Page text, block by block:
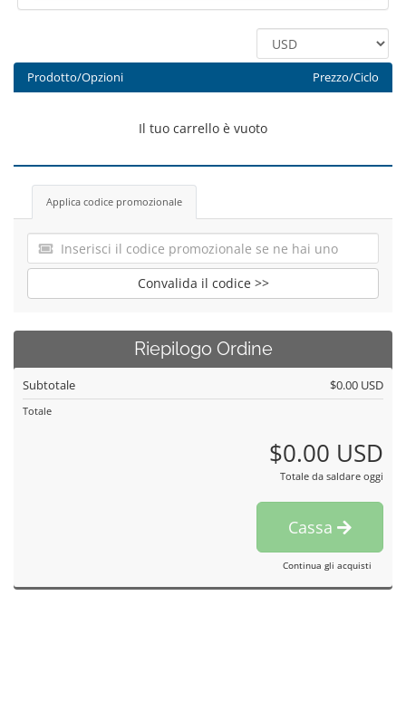
Prodotto/Opzioni Prezzo/Ciclo
Il tuo carrello è vuoto
Applica codice promozionale
Convalida il codice >>
Riepilogo Ordine
Subtotale $0.00 USD
Totale
$0.00 USD
Totale da saldare oggi
Cassa
Continua gli acquisti